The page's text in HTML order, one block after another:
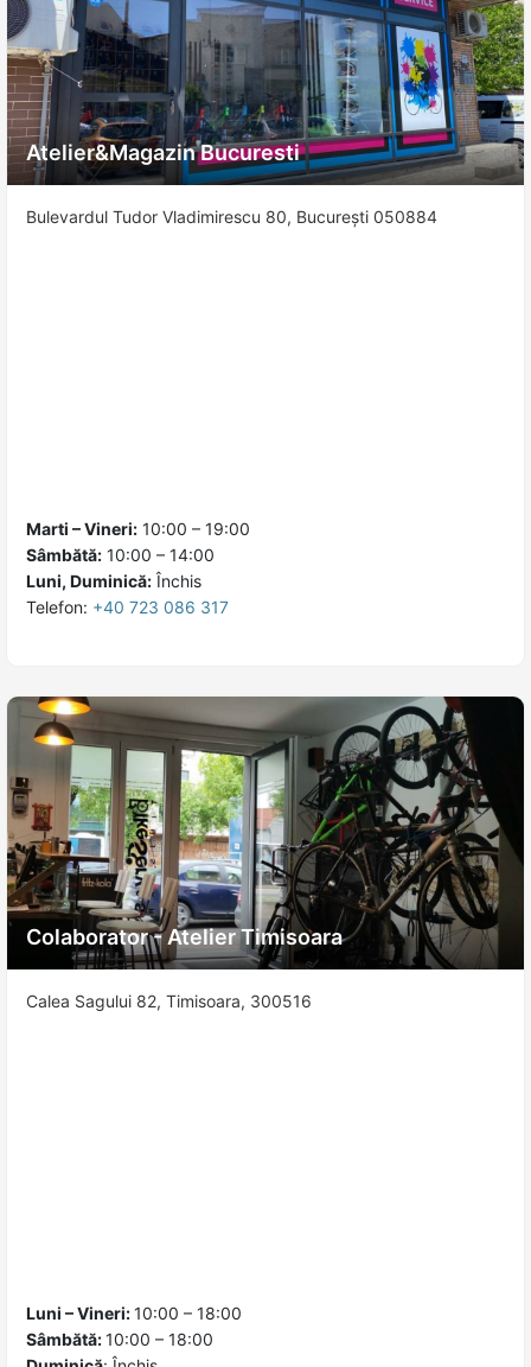
Atelier&Magazin Bucuresti
Bulevardul Tudor Vladimirescu 80, București 050884
Marti – Vineri: 10:00 – 19:00
Sâmbătă: 10:00 – 14:00
Luni, Duminică: Închis
Telefon: +40 723 086 317
Colaborator - Atelier Timisoara
Calea Sagului 82, Timisoara, 300516
Luni – Vineri:10:00 – 18:00
Sâmbătă:10:00 – 18:00